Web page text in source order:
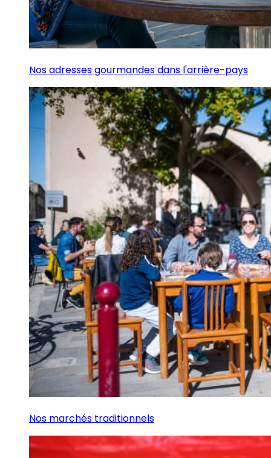
Nos adresses gourmandes dans l'arrière-pays
Nos marchés traditionnels